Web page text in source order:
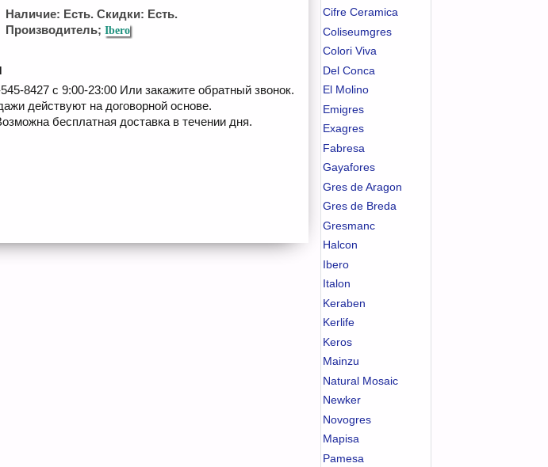
Cifre Ceramica
Coliseumgres
Colori Viva
Del Conca
El Molino
Emigres
Exagres
Fabresa
Gayafores
Gres de Aragon
Gres de Breda
Gresmanc
Halcon
Ibero
Italon
Keraben
Kerlife
Keros
Mainzu
Natural Mosaic
Newker
Novogres
Mapisa
Pamesa
Наличие: Есть. Скидки: Есть.
Производитель;Ibero
8427 с 9:00-23:00 Или закажите обратный звонок.
действуют на договорной основе.
бесплатная доставка в течении дня.